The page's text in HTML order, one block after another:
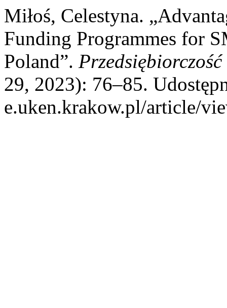
Miłoś, Celestyna.
Funding Programmes for
Poland”.
29, 2023): 76–85.
e.uken.krakow.pl/article/